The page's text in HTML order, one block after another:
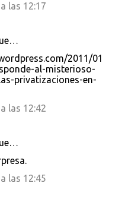
las 12:17
2011/01
al-misterioso-
privatizaciones-en-
las 12:42
las 12:45